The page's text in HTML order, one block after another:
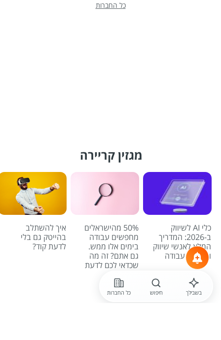
כל החברות
מגזין קריירה
כלי AI לשיווק
ב-2026: המדריך
המלא לאנשי שיווק
ומחפשי עבודה
50% מהישראלים
מחפשים עבודה
בימים אלו ממש.
גם אתם? זה מה
שכדאי לכם לדעת
איך להשתלב
בהייטק גם בלי
לדעת קוד?
לכל הכתבות
בשבילך חיפוש כל החברות